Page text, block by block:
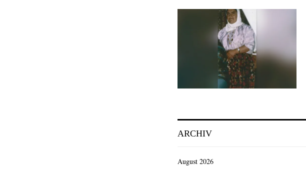
ARCHIV
August 2026